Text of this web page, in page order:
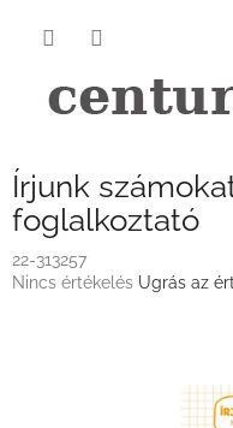
Írjunk
foglalkoztató
22-313257
A
Nincs értékelés Ugrás az